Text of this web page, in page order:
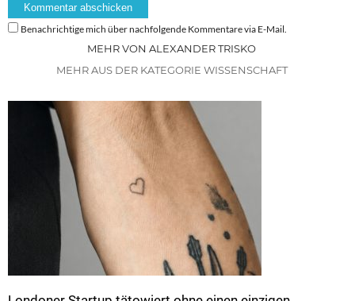
Benachrichtige mich über nachfolgende Kommentare via E-Mail.
MEHR VON ALEXANDER TRISKO
MEHR AUS DER KATEGORIE WISSENSCHAFT